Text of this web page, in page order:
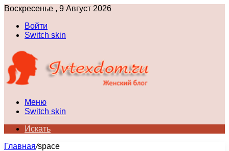
Воскресенье , 9 Август 2026
Войти
Switch skin
Меню
Switch skin
Искать
Главная/space